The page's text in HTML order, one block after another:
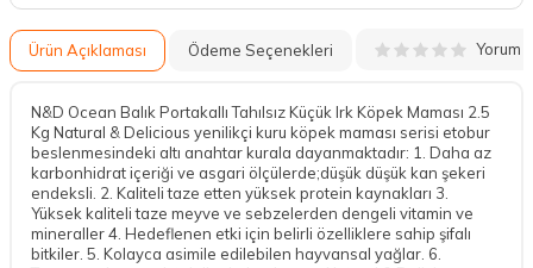
Ürün Açıklaması Ödeme Seçenekleri Yorum
N&D Ocean Balık Portakallı Tahılsız Küçük Irk Köpek Maması 2.5
Kg Natural & Delicious yenilikçi kuru köpek maması serisi etobur
beslenmesindeki altı anahtar kurala dayanmaktadır: 1. Daha az
karbonhidrat içeriği ve asgari ölçülerde;düşük düşük kan şekeri
endeksli. 2. Kaliteli taze etten yüksek protein kaynakları 3.
Yüksek kaliteli taze meyve ve sebzelerden dengeli vitamin ve
mineraller 4. Hedeflenen etki için belirli özelliklere sahip şifalı
bitkiler. 5. Kolayca asimile edilebilen hayvansal yağlar. 6.